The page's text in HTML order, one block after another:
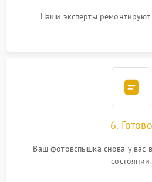
Наши эксперты
6. Готово
Ваш фотовспышка снова у вас
состоянии.